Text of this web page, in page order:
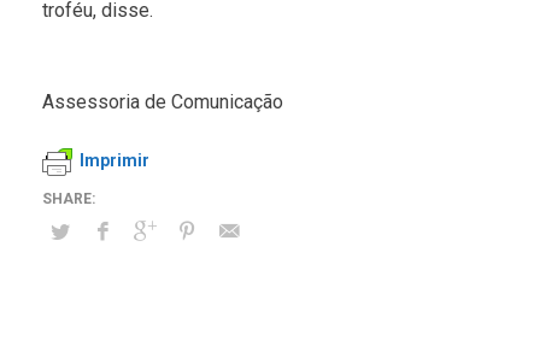
troféu, disse.
Assessoria de Comunicação
Imprimir